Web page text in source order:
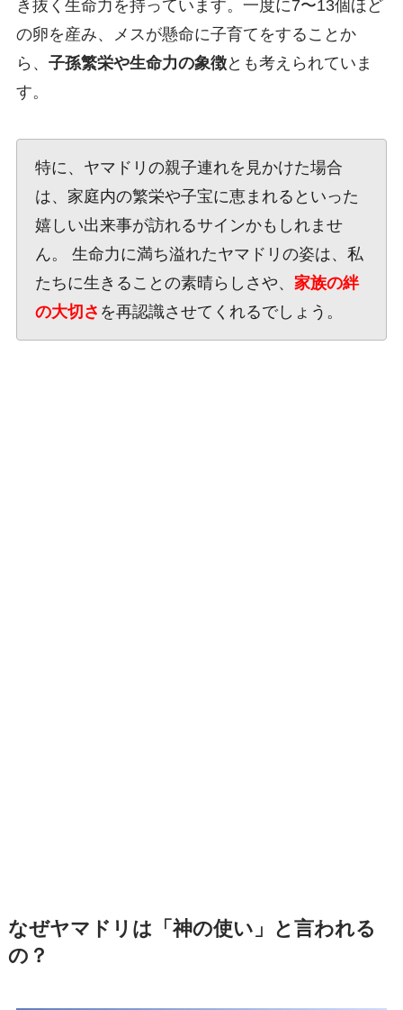
き抜く生命力を持っています。一度に7〜13個ほど
の卵を産み、メスが懸命に子育てをすることか
ら、 子孫繁栄や生命力の象徴とも考えられていま
す。
特に、ヤマドリの親子連れを見かけた場合
は、家庭内の繁栄や子宝に恵まれるといった
嬉しい出来事が訪れるサインかもしれませ
ん。 生命力に満ち溢れたヤマドリの姿は、私
たちに生きることの素晴らしさや、 家族の絆
の大切さ を再認識させてくれるでしょう。
なぜヤマドリは「神の使い」と言われる
の？